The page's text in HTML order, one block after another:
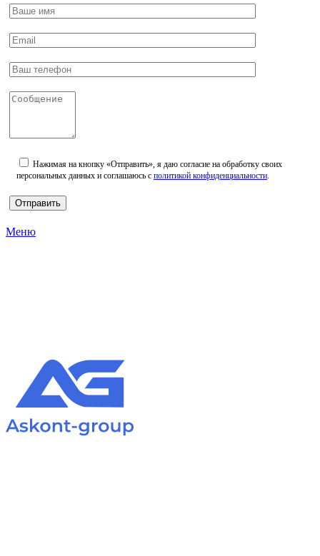
Нажимая на кнопку «Отправить», я даю согласие на обработку своих
персональных данных и соглашаюсь с политикой конфиденциальности.
Меню